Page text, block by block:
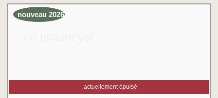
nouveau 2026
actuellement épuisé